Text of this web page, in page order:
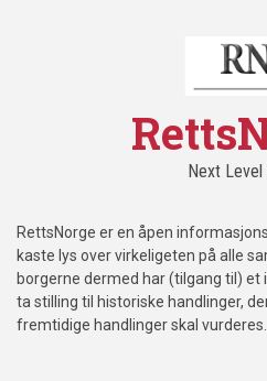
Next
RettsNorge er en åpen
kaste lys over virkeligeten på alle
borgerne dermed har (tilgang til) et
ta stilling til historiske handlinger,
fremtidige handlinger skal vurderes.